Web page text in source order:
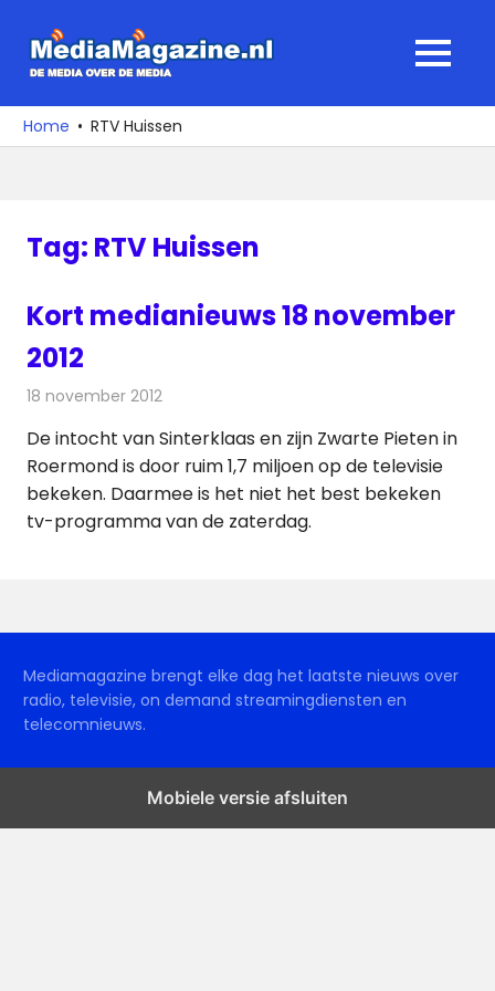
naar
media
over
MENU
Home RTV Huissen
Tag: RTV Huissen
Kort medianieuws 18 november
2012
18 november 2012
De intocht van Sinterklaas en zijn Zwarte Pieten in
Roermond is door ruim 1,7 miljoen op de televisie
bekeken. Daarmee is het niet het best bekeken
tv-programma van de zaterdag.
Mediamagazine brengt elke dag het laatste nieuws over
radio, televisie, on demand streamingdiensten en
telecomnieuws.
Mobiele versie afsluiten